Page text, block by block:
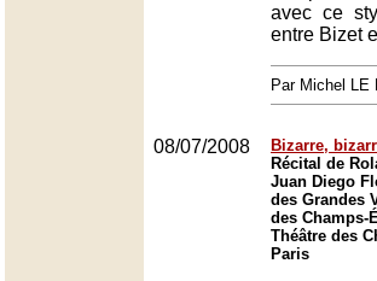
avec ce
entre Bizet
Par Michel LE
08/07/2008
Bizarre,
Récital de
Juan Diego
des Grandes
des Champs-
Théâtre des
Paris